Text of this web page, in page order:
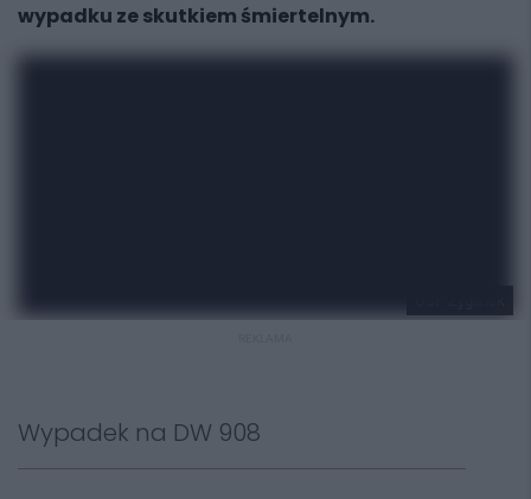
wypadku ze skutkiem śmiertelnym.
Wypadek na DW 908